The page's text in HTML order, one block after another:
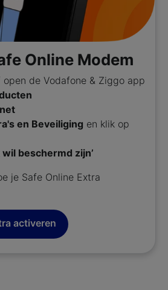
Online Modem
open de Vodafone & Ziggo app
en Beveiliging en klik op
wil beschermd zijn’
je Safe Online Extra
activeren